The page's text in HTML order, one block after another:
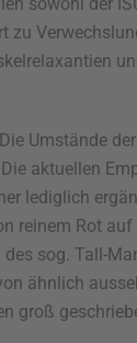
zu
Umstände
aktuellen
lediglich
reinem Rot
sog. Tall-
ähnlich
groß